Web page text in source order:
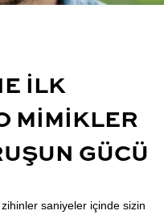
İLK
MIMIKLER
GÜCÜ
zihinler saniyeler içinde sizin